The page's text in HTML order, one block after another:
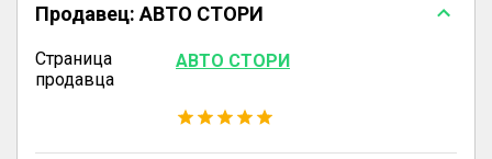
Продавец: АВТО СТОРИ
Страница
продавца
АВТО СТОРИ